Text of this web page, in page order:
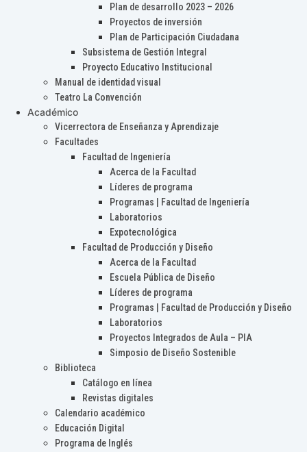
Plan de desarrollo 2023 – 2026
Proyectos de inversión
Plan de Participación Ciudadana
Subsistema de Gestión Integral
Proyecto Educativo Institucional
Manual de identidad visual
Teatro La Convención
Académico
Vicerrectora de Enseñanza y Aprendizaje
Facultades
Facultad de Ingeniería
Acerca de la Facultad
Líderes de programa
Programas | Facultad de Ingeniería
Laboratorios
Expotecnológica
Facultad de Producción y Diseño
Acerca de la Facultad
Escuela Pública de Diseño
Líderes de programa
Programas | Facultad de Producción y Diseño
Laboratorios
Proyectos Integrados de Aula – PIA
Simposio de Diseño Sostenible
Biblioteca
Catálogo en línea
Revistas digitales
Calendario académico
Educación Digital
Programa de Inglés